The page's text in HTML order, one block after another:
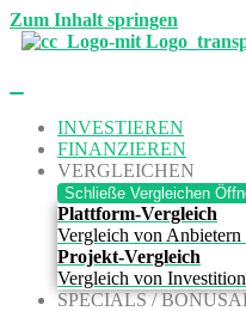
Zum Inhalt springen
INVESTIEREN
FINANZIEREN
VERGLEICHEN
Schließe Vergleichen
Plattform-Vergleich
Vergleich von Anbietern
Projekt-Vergleich
Vergleich von
SPECIALS /